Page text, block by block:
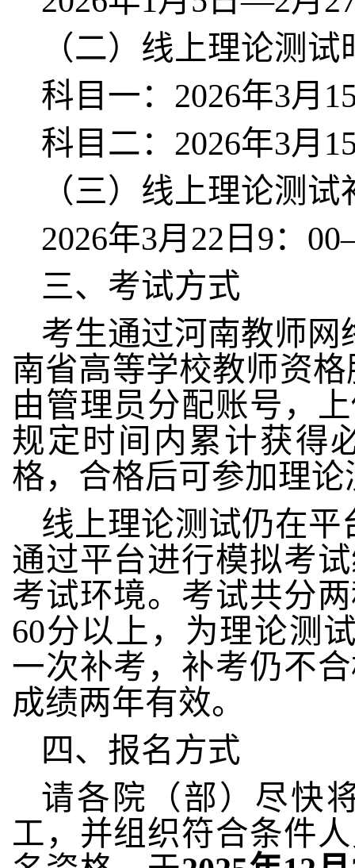
（二）线上理论测试
科目一： 2026年3月
科目二： 2026年3月
（三）线上理论测
2026年3月22日9：
三、考试方式
考生通过河南教师网
南省高等学校教师资
由管理员分配账号，
规定时间内累计获得
格，合格后可参加理论
线上理论测试仍在
通过平台进行模拟考
考试环境。考试共分
60分以上，为理论测
一次补考，补考仍不
成绩两年有效。
四、报名方式
请各 院（ 部 ） 尽快
工，并组织符合条件